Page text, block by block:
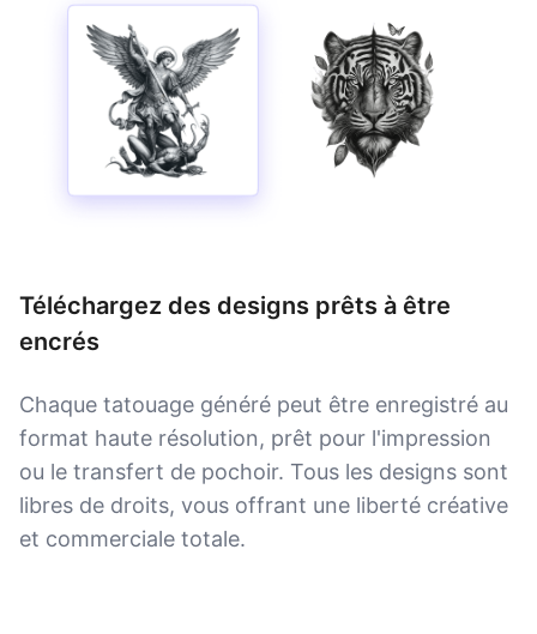
Téléchargez des designs prêts à être
encrés
Chaque tatouage généré peut être enregistré au
format haute résolution, prêt pour l'impression
ou le transfert de pochoir. Tous les designs sont
libres de droits, vous offrant une liberté créative
et commerciale totale.